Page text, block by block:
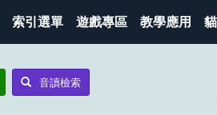
索引選單 遊戲專區 教學應用
音讀檢索